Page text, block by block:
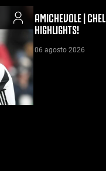
AMICHEVOLE |
HIGHLIGHTS!
06 agosto 2026